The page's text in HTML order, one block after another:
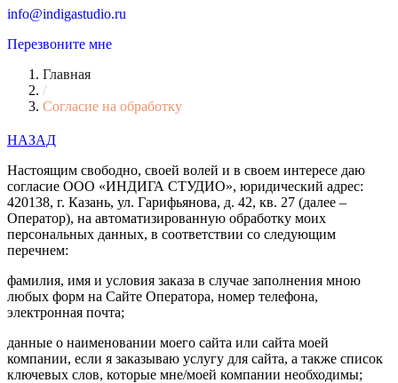
info@indigastudio.ru
Перезвоните мне
Главная
/
Согласие на обработку
НАЗАД
Настоящим свободно, своей волей и в своем интересе даю
согласие ООО «ИНДИГА СТУДИО», юридический адрес:
420138, г. Казань, ул. Гарифьянова, д. 42, кв. 27 (далее –
Оператор), на автоматизированную обработку моих
персональных данных, в соответствии со следующим
перечнем:
фамилия, имя и условия заказа в случае заполнения мною
любых форм на Сайте Оператора, номер телефона,
электронная почта;
данные о наименовании моего сайта или сайта моей
компании, если я заказываю услугу для сайта, а также список
ключевых слов, которые мне/моей компании необходимы;